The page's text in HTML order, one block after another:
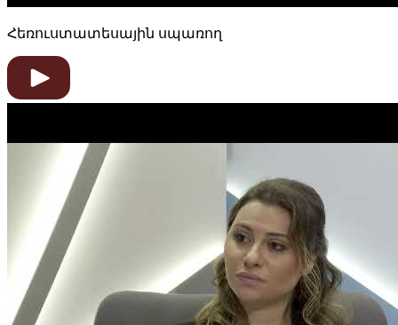
Հեռուստատեսային սպառող